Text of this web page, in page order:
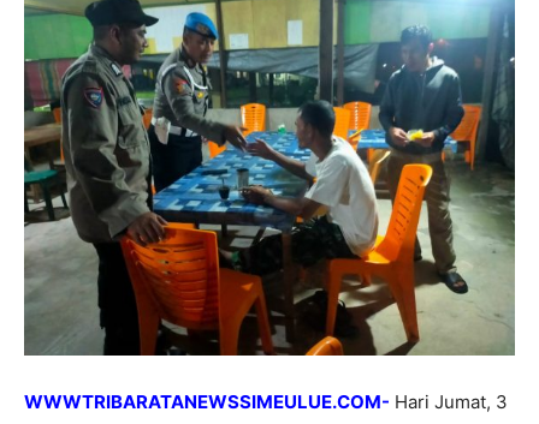
WWWTRIBARATANEWSSIMEULUE.COM- Hari Jumat, 3